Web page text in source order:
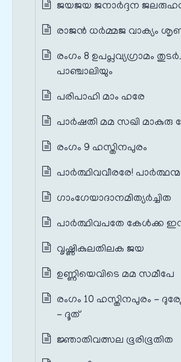
ജയജയ ജനാര്‍ദ്ദന
രാജന്‍ ധര്‍മ്മജ വാക്യം
രംഗം 8 ഉപപ്ലവ്യഗ്രാമം
പാഞ്ചാലിയും
പരിപാഹി മാം ഹരേ
പാര്‍ഷതി മമ സഖി മാകുരു
രംഗം 9 ഹസ്തിനപുരം
പാര്‍ത്ഥിവവീരരേ!
ഗാംഗേയാദാനമിത്യര്‍ച്ചിത
പാര്‍ത്ഥിവപതേ കേള്‍ക്ക
വൃഷ്ണികുലതിലക ജയ
ഉണ്ണിയെവിടെ മമ സമീപേ
രംഗം 10 ഹസ്തിനപുരം -
- ദൂത്
ജ്ഞാതിവത്സല ഭൂരിഭൂതിത